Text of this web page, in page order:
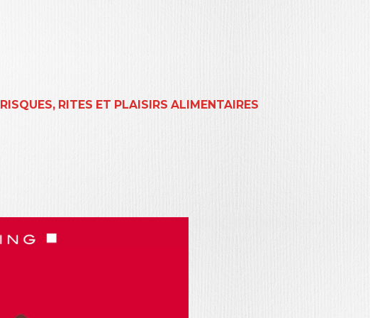
RISQUES, RITES ET PLAISIRS ALIMENTAIRES